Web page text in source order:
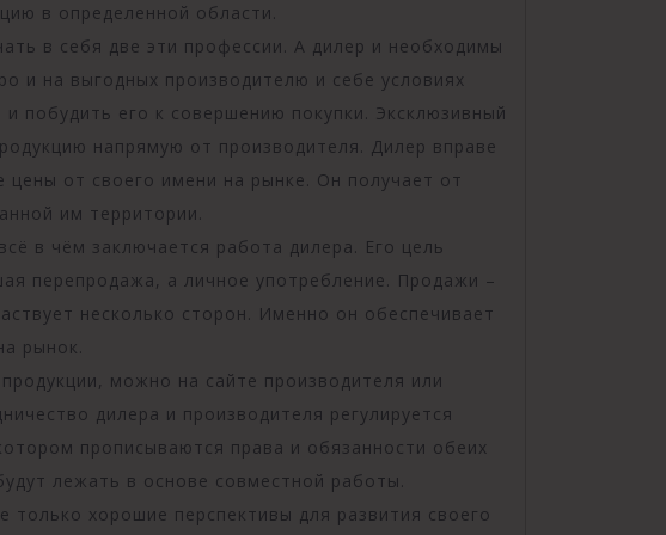
в определенной области.
в себя две эти профессии. А дилер и необходимы
и на выгодных производителю и себе условиях
побудить его к совершению покупки. Эксклюзивный
напрямую от производителя. Дилер вправе
от своего имени на рынке. Он получает от
им территории.
в чём заключается работа дилера. Его цель
перепродажа, а личное употребление. Продажи –
несколько сторон. Именно он обеспечивает
рынок.
можно на сайте производителя или
дилера и производителя регулируется
прописываются права и обязанности обеих
лежать в основе совместной работы.
только хорошие перспективы для развития своего